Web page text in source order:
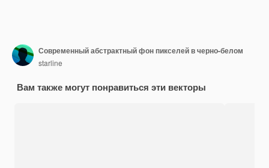
Современный абстрактный фон пикселей в черно-белом
starline
Вам также могут понравиться эти векторы